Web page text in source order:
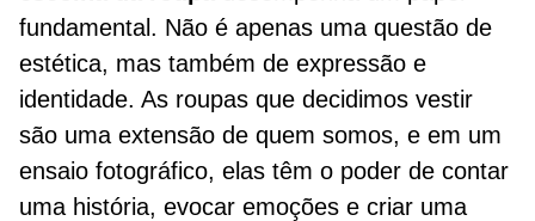
fundamental. Não é apenas uma questão de
estética, mas também de expressão e
identidade. As roupas que decidimos vestir
são uma extensão de quem somos, e em um
ensaio fotográfico, elas têm o poder de contar
uma história, evocar emoções e criar uma